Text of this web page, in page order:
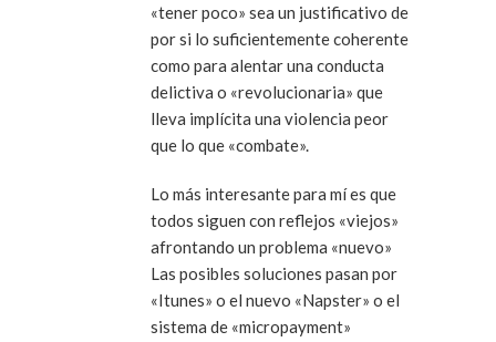
«tener poco» sea un justificativo de
por si lo suficientemente coherente
como para alentar una conducta
delictiva o «revolucionaria» que
lleva implícita una violencia peor
que lo que «combate».
Lo más interesante para mí es que
todos siguen con reflejos «viejos»
afrontando un problema «nuevo»
Las posibles soluciones pasan por
«Itunes» o el nuevo «Napster» o el
sistema de «micropayment»